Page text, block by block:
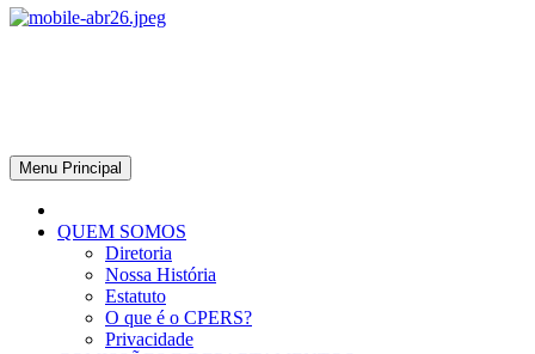
Menu Principal
QUEM SOMOS
Diretoria
Nossa História
Estatuto
O que é o CPERS?
Privacidade